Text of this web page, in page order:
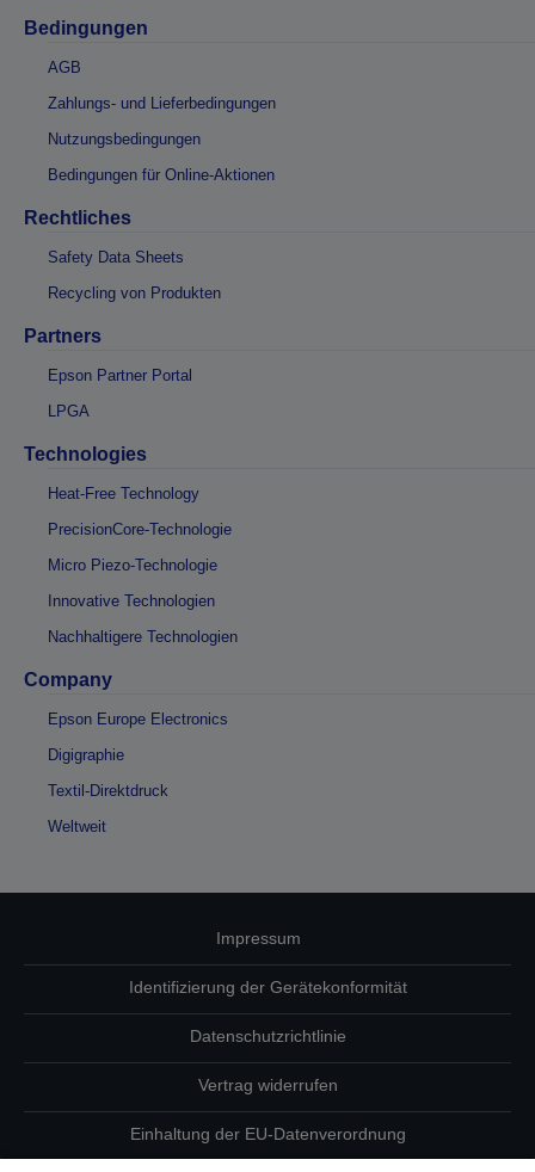
Bedingungen
AGB
Zahlungs- und Lieferbedingungen
Nutzungsbedingungen
Bedingungen für Online-Aktionen
Rechtliches
Safety Data Sheets
Recycling von Produkten
Partners
Epson Partner Portal
LPGA
Technologies
Heat-Free Technology
PrecisionCore-Technologie
Micro Piezo-Technologie
Innovative Technologien
Nachhaltigere Technologien
Company
Epson Europe Electronics
Digigraphie
Textil-Direktdruck
Weltweit
Impressum
Identifizierung der Gerätekonformität
Datenschutzrichtlinie
Vertrag widerrufen
Einhaltung der EU-Datenverordnung